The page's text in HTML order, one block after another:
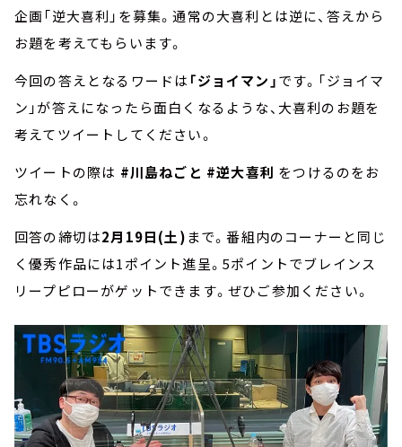
企画「逆大喜利」を募集。通常の大喜利とは逆に、答えから
お題を考えてもらいます。
今回の答えとなるワードは 「ジョイマン」です。「ジョイマ
ン」が答えになったら面白くなるような、大喜利のお題を
考えてツイートしてください。
ツイートの際は #川島ねごと #逆大喜利 をつけるのをお
忘れなく。
回答の締切は2月19日(土) まで。番組内のコーナーと同じ
く優秀作品には1ポイント進呈。5ポイントでブレインス
リープピローがゲットできます。ぜひご参加ください。